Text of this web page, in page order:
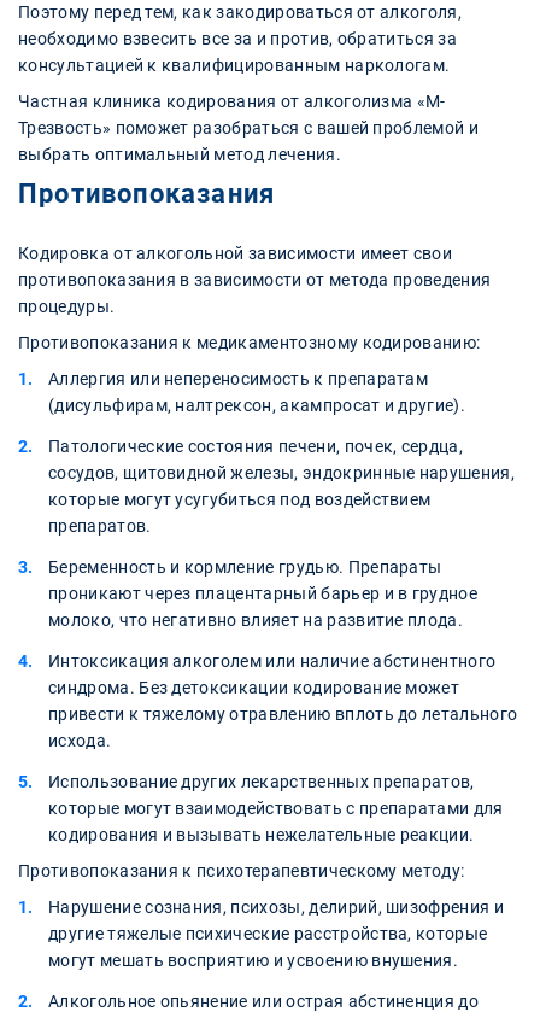
Поэтому перед тем, как закодироваться от алкоголя,
необходимо взвесить все за и против, обратиться за
консультацией к квалифицированным наркологам.
Частная клиника кодирования от алкоголизма «М-
Трезвость» поможет разобраться с вашей проблемой и
выбрать оптимальный метод лечения.
Противопоказания
Кодировка от алкогольной зависимости имеет свои
противопоказания в зависимости от метода проведения
процедуры.
Противопоказания к медикаментозному кодированию:
Аллергия или непереносимость к препаратам
(дисульфирам, налтрексон, акампросат и другие).
Патологические состояния печени, почек, сердца,
сосудов, щитовидной железы, эндокринные нарушения,
которые могут усугубиться под воздействием
препаратов.
Беременность и кормление грудью. Препараты
проникают через плацентарный барьер и в грудное
молоко, что негативно влияет на развитие плода.
Интоксикация алкоголем или наличие абстинентного
синдрома. Без детоксикации кодирование может
привести к тяжелому отравлению вплоть до летального
исхода.
Использование других лекарственных препаратов,
которые могут взаимодействовать с препаратами для
кодирования и вызывать нежелательные реакции.
Противопоказания к психотерапевтическому методу:
Нарушение сознания, психозы, делирий, шизофрения и
другие тяжелые психические расстройства, которые
могут мешать восприятию и усвоению внушения.
Алкогольное опьянение или острая абстиненция до